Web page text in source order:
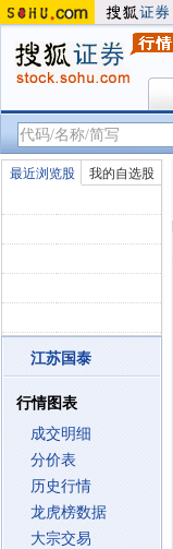
最近浏览股 我的自选股
江苏国泰
行情图表
成交明细
分价表
历史行情
龙虎榜数据
大宗交易